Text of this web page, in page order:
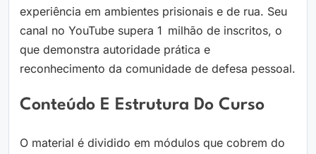
experiência em ambientes prisionais e de rua. Seu
canal no YouTube supera 1 milhão de inscritos, o
que demonstra autoridade prática e
reconhecimento da comunidade de defesa pessoal.
Conteúdo E Estrutura Do Curso
O material é dividido em módulos que cobrem do